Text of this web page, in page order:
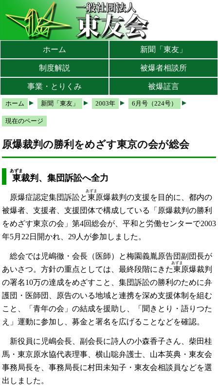
メインメニューへ
サブメニューへ
現在地ナビ（パンくずリスト）へ
ホーム 新聞「東友」
制度解説 被爆者相談所
事業・とりくみ 被爆証言
ホーム 新聞「東友」 2003年 6月号（224号）
現在のページ
原爆裁判の勝利をめざす東京の会が総会
東
あずま
裁判、集団訴訟へ全力
原爆症認定集団訴訟と東
あずま
原爆裁判の支援を目的に、都内の
被爆者、支援者、支援団体で構成している「原爆裁判の勝利
をめざす東京の会」第4回総会が、平和と労働センターで2003
年5月22日開かれ、29人が参加しました。
総会では児嶋徹・会長（医師）と梅園義胤原告団副団長が
あいさつ。方針の重点としては、最終段階にきた東
あずま
原爆裁判
の署名10万の達成をめざすこと、集団訴訟の勝利のために弁
護団・医師団、原告のいる地域と連携を深め支援体制を組む
こと、「青年の会」の結成を援助し、「聞きとり・語りつた
え」運動に参加し、募金と署名を広げることなどを確認。
新役員に児嶋会長、副会長に詩人の小森香子さん、柴田桂
馬・東京原水協代表理事、横山聡弁護士、山本英典・東友会
事務局長を、事務局長に村田未知子・東友会相談員などを選
出しました。